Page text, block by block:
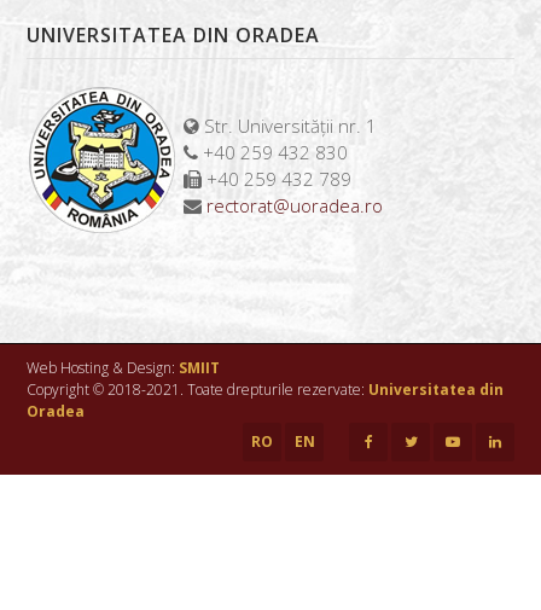
UNIVERSITATEA DIN ORADEA
Str. Universității nr. 1
+40 259 432 830
+40 259 432 789
rectorat@uoradea.ro
Web Hosting & Design: SMIIT
Copyright © 2018-2021. Toate drepturile rezervate: Universitatea din
Oradea
RO
EN